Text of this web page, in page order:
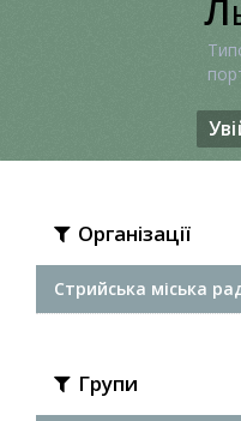
Організації
Стрийська міська
Групи